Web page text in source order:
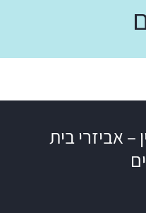
– אביזרי בית